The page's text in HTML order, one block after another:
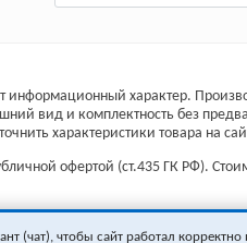
информационный характер.
вид и комплектность без
характеристики товара на
офертой (ст.435 ГК РФ).
чтобы сайт работал корректно